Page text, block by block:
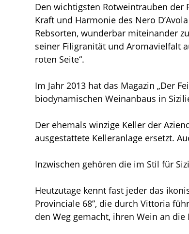
Den wichtigsten Rotweintrauben der
Kraft und Harmonie des Nero
Rebsorten, wunderbar miteinander
seiner Filigranität und Aromavielfalt
roten Seite“.
Im Jahr 2013 hat das Magazin „Der
biodynamischen Weinanbaus in
Der ehemals winzige Keller der
ausgestattete Kelleranlage ersetzt.
Inzwischen gehören die im Stil für
Heutzutage kennt fast jeder das
Provinciale 68”, die durch Vittoria
den Weg gemacht, ihren Wein an die